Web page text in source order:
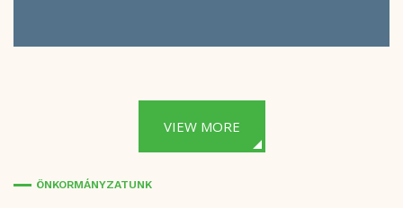
VIEW MORE
ÖNKORMÁNYZATUNK